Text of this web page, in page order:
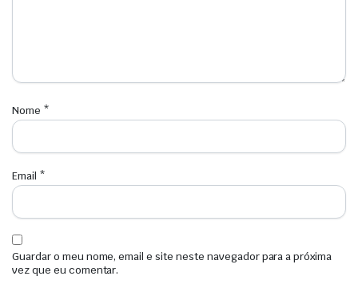
Nome *
Email *
Guardar o meu nome, email e site neste navegador para a próxima
vez que eu comentar.